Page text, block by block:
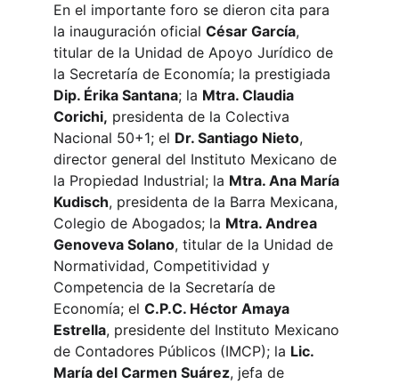
En el importante foro se dieron cita para
la inauguración oficial César García,
titular de la Unidad de Apoyo Jurídico de
la Secretaría de Economía; la prestigiada
Dip. Érika Santana; la Mtra. Claudia
Corichi, presidenta de la Colectiva
Nacional 50+1; el Dr. Santiago Nieto,
director general del Instituto Mexicano de
la Propiedad Industrial; la Mtra. Ana María
Kudisch, presidenta de la Barra Mexicana,
Colegio de Abogados; la Mtra. Andrea
Genoveva Solano, titular de la Unidad de
Normatividad, Competitividad y
Competencia de la Secretaría de
Economía; el C.P.C. Héctor Amaya
Estrella, presidente del Instituto Mexicano
de Contadores Públicos (IMCP); la Lic.
María del Carmen Suárez, jefa de